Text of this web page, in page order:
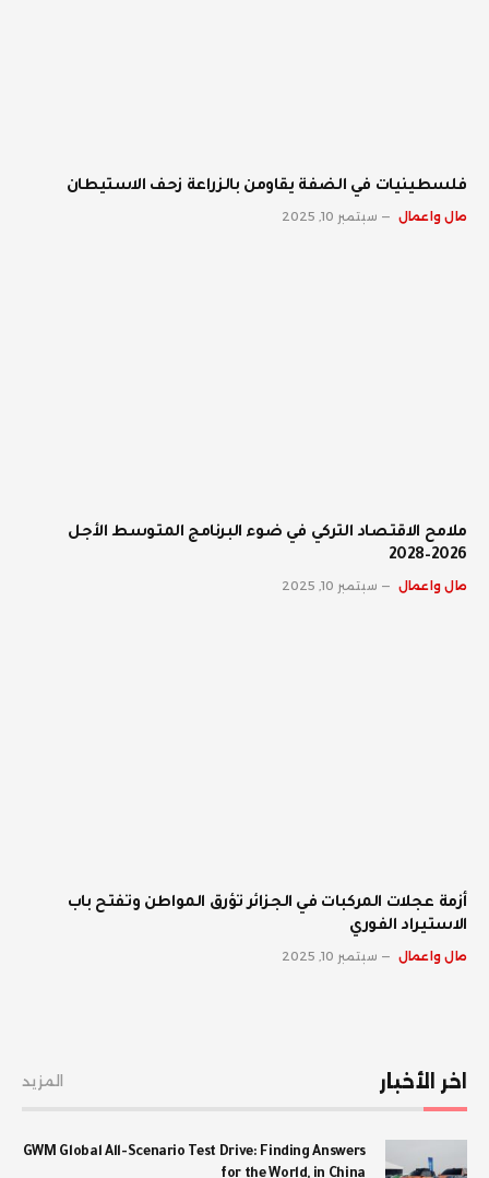
فلسطينيات في الضفة يقاومن بالزراعة زحف الاستيطان
مال واعمال سبتمبر 10, 2025
ملامح الاقتصاد التركي في ضوء البرنامج المتوسط الأجل
2026–2028
مال واعمال سبتمبر 10, 2025
أزمة عجلات المركبات في الجزائر تؤرق المواطن وتفتح باب
الاستيراد الفوري
مال واعمال سبتمبر 10, 2025
اخر الأخبار المزيد
GWM Global All-Scenario Test Drive: Finding Answers
for the World, in China